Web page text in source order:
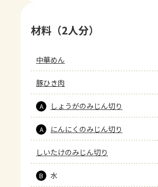
材料（2人分）
中華めん
豚ひき肉
A しょうがのみじん切り
A にんにくのみじん切り
しいたけのみじん切り
B 水